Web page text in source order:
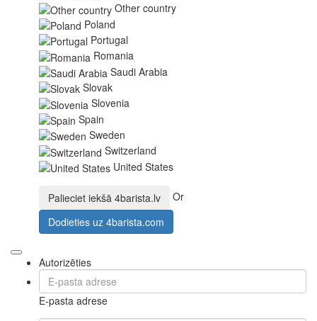
Other country
Poland
Portugal
Romania
Saudi Arabia
Slovak
Slovenia
Spain
Sweden
Switzerland
United States
Palieciet iekšā 4barista.lv
Or
Dodieties uz 4barista.com
Autorizēties
E-pasta adrese